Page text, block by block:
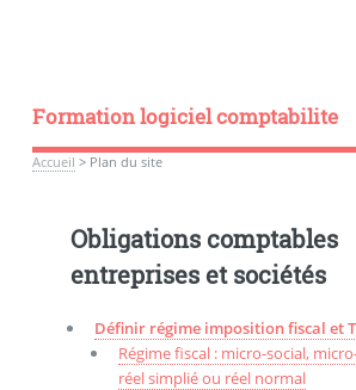
Formation logiciel comptabilite
Accueil > Plan du site
Obligations comptables
entreprises et sociétés
Définir régime imposition fiscal et
Régime fiscal : micro-social,
réel simplié ou réel normal